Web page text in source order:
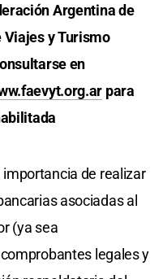
Argentina de
Viajes y Turismo
en
para
de realizar
asociadas al
(ya sea
legales y